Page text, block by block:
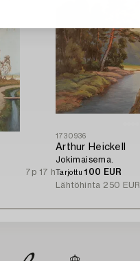
7p 17 h
1730936
Arthur Heickell
Jokimaisema.
Tarjottu100 EUR
Lähtöhinta 250 EUR